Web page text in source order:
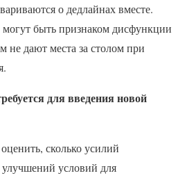
о дедлайнах вместе.
быть признаком дисфункции
не дают места за столом при
для введения новой
сколько усилий
условий для